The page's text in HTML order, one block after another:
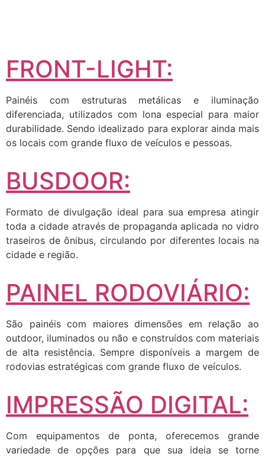
FRONT-LIGHT:
Painéis com estruturas metálicas e iluminação
diferenciada, utilizados com lona especial para maior
durabilidade. Sendo idealizado para explorar ainda mais
os locais com grande fluxo de veículos e pessoas.
BUSDOOR:
Formato de divulgação ideal para sua empresa atingir
toda a cidade através de propaganda aplicada no vidro
traseiros de ônibus, circulando por diferentes locais na
cidade e região.
PAINEL RODOVIÁRIO:
São painéis com maiores dimensões em relação ao
outdoor, iluminados ou não e construídos com materiais
de alta resistência. Sempre disponíveis a margem de
rodovias estratégicas com grande fluxo de veículos.
IMPRESSÃO DIGITAL:
Com equipamentos de ponta, oferecemos grande
variedade de opções para que sua ideia se torne